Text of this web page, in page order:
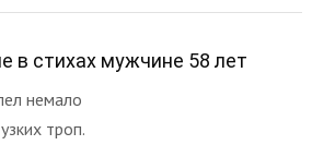
в стихах мужчине 58 лет
немало
троп.